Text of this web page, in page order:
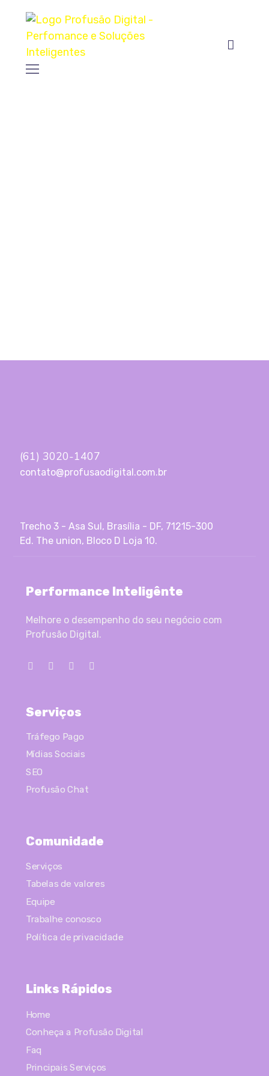
(61) 3020-1407
contato@profusaodigital.com.br
Trecho 3 - Asa Sul, Brasília - DF, 71215-300
Ed. The union, Bloco D Loja 10.
Performance Inteligênte
Melhore o desempenho do seu negócio com
Profusão Digital.
Serviços
Tráfego Pago
Mídias Sociais
SEO
Profusão Chat
Comunidade
Serviços
Tabelas de valores
Equipe
Trabalhe conosco
Política de privacidade
Links Rápidos
Home
Conheça a Profusão Digital
Faq
Principais Serviços